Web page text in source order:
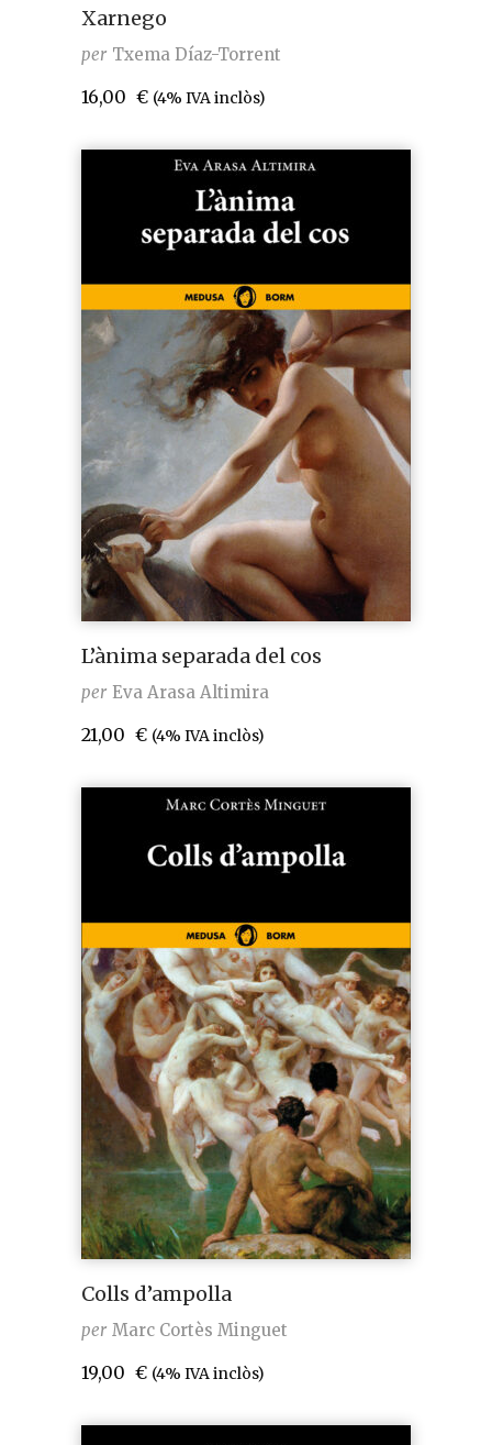
Xarnego
per Txema Díaz-Torrent
16,00 € (4% IVA inclòs)
L’ànima separada del cos
per Eva Arasa Altimira
21,00 € (4% IVA inclòs)
Colls d’ampolla
per Marc Cortès Minguet
19,00 € (4% IVA inclòs)